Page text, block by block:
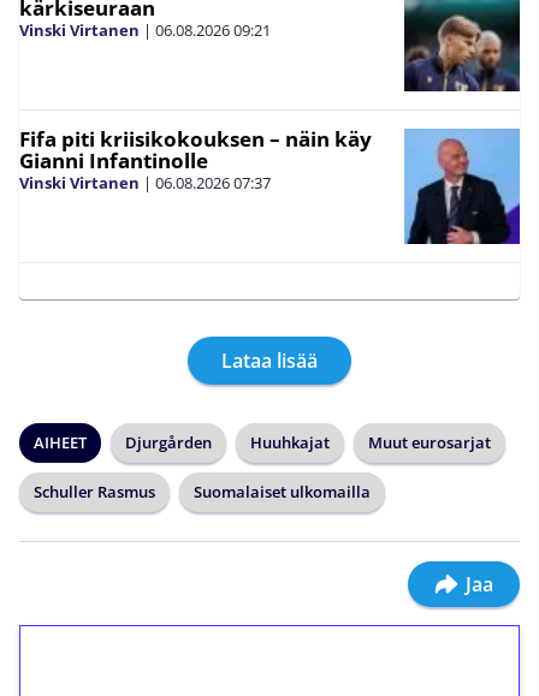
kärkiseuraan
Vinski Virtanen | 06.08.202609:21
Fifa piti kriisikokouksen – näin käy
Gianni Infantinolle
Vinski Virtanen | 06.08.202607:37
Lataa lisää
AIHEET Djurgården Huuhkajat Muut eurosarjat
Schuller Rasmus Suomalaiset ulkomailla
Jaa